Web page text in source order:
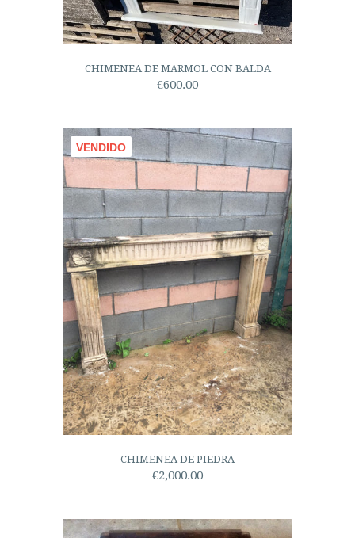
CHIMENEA DE MARMOL CON BALDA
€600.00
VENDIDO
CHIMENEA DE PIEDRA
€2,000.00